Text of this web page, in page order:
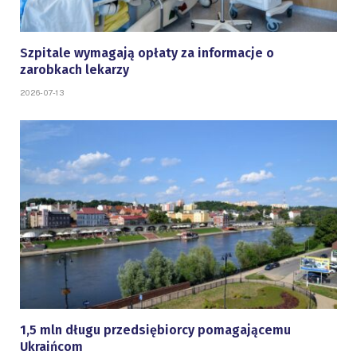
Szpitale wymagają opłaty za informacje o
zarobkach lekarzy
2026-07-13
1,5 mln długu przedsiębiorcy pomagającemu
Ukraińcom